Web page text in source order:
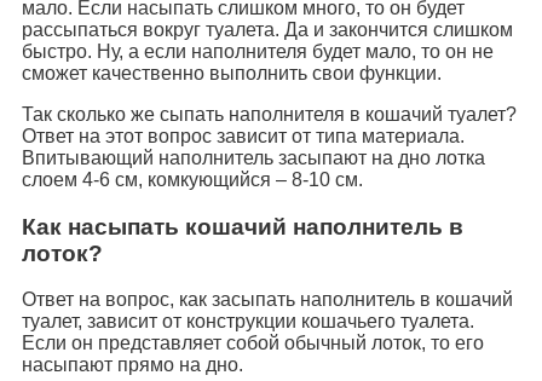
мало. Если насыпать слишком много, то он будет
рассыпаться вокруг туалета. Да и закончится слишком
быстро. Ну, а если наполнителя будет мало, то он не
сможет качественно выполнить свои функции.
Так сколько же сыпать наполнителя в кошачий туалет?
Ответ на этот вопрос зависит от типа материала.
Впитывающий наполнитель засыпают на дно лотка
слоем 4-6 см, комкующийся – 8-10 см.
Как насыпать кошачий наполнитель в
лоток?
Ответ на вопрос, как засыпать наполнитель в кошачий
туалет, зависит от конструкции кошачьего туалета.
Если он представляет собой обычный лоток, то его
насыпают прямо на дно.